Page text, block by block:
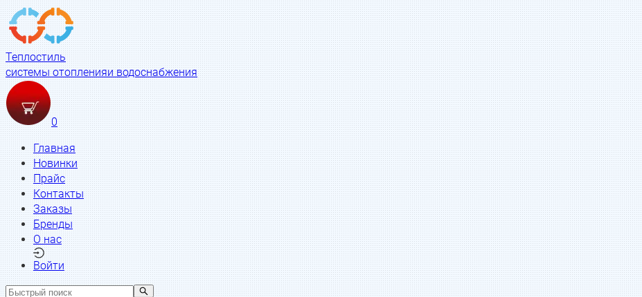
Теплостиль
системы отопленияи водоснабжения
0
Главная
Новинки
Прайс
Контакты
Заказы
Бренды
О нас
Войти